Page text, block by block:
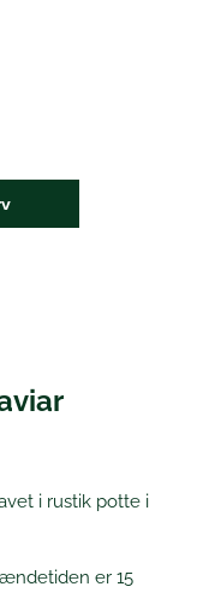
i rustik potte i
er 15